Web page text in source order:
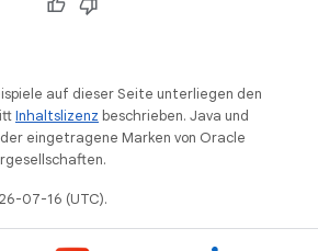
auf dieser Seite unterliegen den
Inhaltslizenz beschrieben. Java und
eingetragene Marken von Oracle
07-16 (UTC).